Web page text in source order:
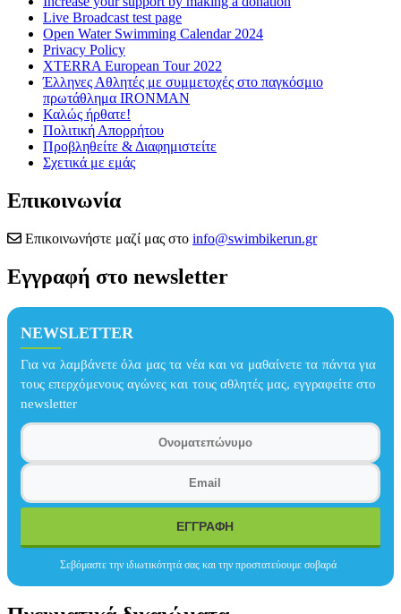
Live Broadcast test page
Open Water Swimming Calendar 2024
Privacy Policy
XTERRA European Tour 2022
Έλληνες Αθλητές με συμμετοχές στο παγκόσμιο
πρωτάθλημα IRONMAN
Καλώς ήρθατε!
Πολιτική Απορρήτου
Προβληθείτε & Διαφημιστείτε
Σχετικά με εμάς
Επικοινωνία
Επικοινωνήστε μαζί μας στο info@swimbikerun.gr
Εγγραφή στο newsletter
NEWSLETTER
Για να λαμβάνετε όλα μας τα νέα και να μαθαίνετε τα πάντα για
τους επερχόμενους αγώνες και τους αθλητές μας, εγγραφείτε στο
newsletter
Σεβόμαστε την ιδιωτικότητά σας και την προστατεύουμε σοβαρά